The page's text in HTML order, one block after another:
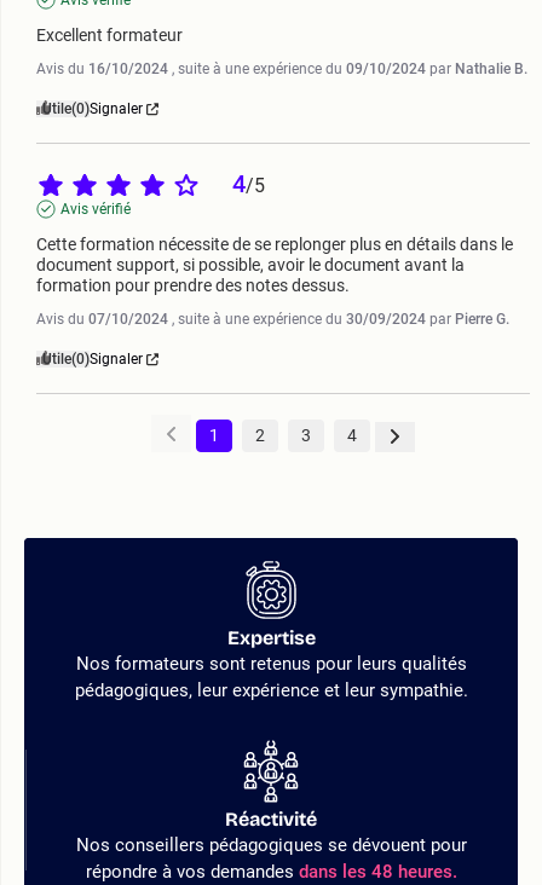
Excellent formateur
Avis du 16/10/2024 , suite à une expérience du 09/10/2024 par Nathalie B.
Utile(0)Signaler
4/5
Avis vérifié
Cette formation nécessite de se replonger plus en détails dans le
document support, si possible, avoir le document avant la
formation pour prendre des notes dessus.
Avis du 07/10/2024 , suite à une expérience du 30/09/2024 par Pierre G.
Utile(0)Signaler
1 2 3 4
Expertise
Nos formateurs sont retenus pour leurs qualités
pédagogiques, leur expérience et leur sympathie.
Réactivité
Nos conseillers pédagogiques se dévouent pour
répondre à vos demandes dans les 48 heures.